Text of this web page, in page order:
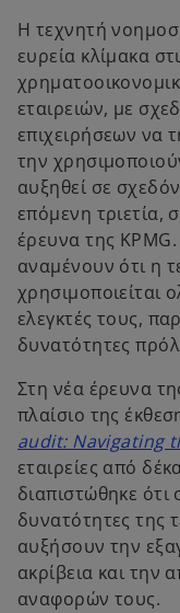
Η τεχνητή
ευρεία κλίμακα
εταιρειών, με
επιχειρήσεων να
την
αυξηθεί σε
επόμενη τριετία,
έρευνα της
αναμένουν ότι η
χρησιμοποιείται
ελεγκτές τους,
δυνατότητες
Στη νέα έρευνα
πλαίσιο της
audit: Navigating
εταιρείες από
διαπιστώθηκε ότι
δυνατότητες της
αυξήσουν την
ακρίβεια και την
αναφορών τους.